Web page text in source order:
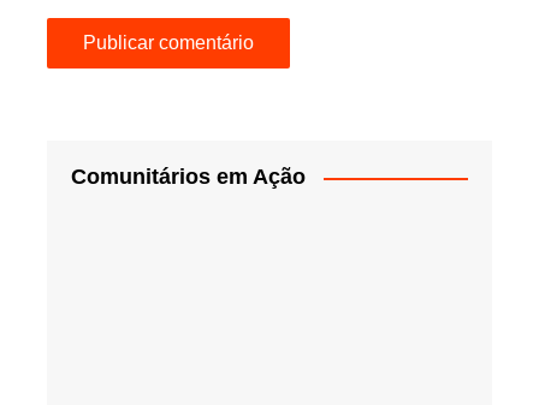
Comunitários em Ação